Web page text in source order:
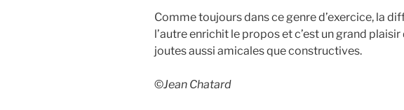
Comme toujours dans ce genre d’exercice, la
l’autre enrichit le propos et c’est un grand plaisir
joutes aussi amicales que constructives.
©Jean Chatard